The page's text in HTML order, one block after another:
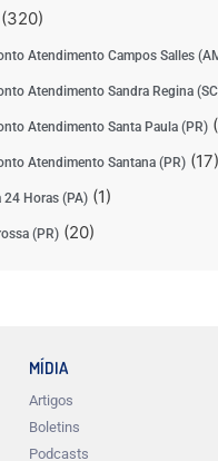
Atendimento Campos Salles
Atendimento Sandra Regina
Atendimento Santa Paula (PR)
Atendimento Santana (PR)(17)
24 Horas (PA)(1)
(PR)(20)
MÍDIA
Artigos
Boletins
Podcasts